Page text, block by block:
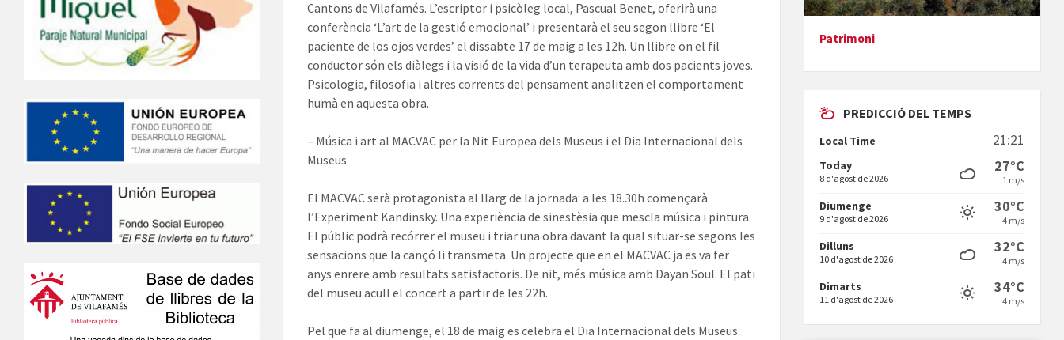
Cantons de Vilafamés. L’escriptor i psicòleg local, Pascual Benet, oferirà una
conferència ‘L’art de la gestió emocional’ i presentarà el seu segon llibre ‘El
paciente de los ojos verdes’ el dissabte 17 de maig a les 12h. Un llibre on el fil
conductor són els diàlegs i la visió de la vida d’un terapeuta amb dos pacients joves.
Psicologia, filosofia i altres corrents del pensament analitzen el comportament
humà en aquesta obra.
– Música i art al MACVAC per la Nit Europea dels Museus i el Dia Internacional dels
Museus
El MACVAC serà protagonista al llarg de la jornada: a les 18.30h començarà
l’Experiment Kandinsky. Una experiència de sinestèsia que mescla música i pintura.
El públic podrà recórrer el museu i triar una obra davant la qual situar-se segons les
sensacions que la cançó li transmeta. Un projecte que en el MACVAC ja es va fer
anys enrere amb resultats satisfactoris. De nit, més música amb Dayan Soul. El pati
del museu acull el concert a partir de les 22h.
Pel que fa al diumenge, el 18 de maig es celebra el Dia Internacional dels Museus.
mare&quot;, d'Emma Zafon
Vermuts a la Font. Hit parit
Patrimoni
PREDICCIÓ DEL TEMPS
Local Time 21:21
Today
8 d'agost de 2026
27°C
1 m/s
Diumenge
9 d'agost de 2026
30°C
4 m/s
Dilluns
10 d'agost de 2026
32°C
4 m/s
Dimarts
11 d'agost de 2026
34°C
4 m/s